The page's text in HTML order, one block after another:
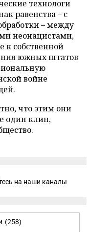
технологи
равенства – с
– между
неонацистами,
к собственной
южных штатов
войне
что этим они
один клин,
на наши каналы
(258)